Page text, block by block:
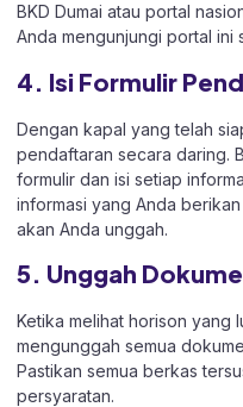
BKD Dumai atau portal
Anda mengunjungi portal
4. Isi Formulir
Dengan kapal yang telah
pendaftaran secara daring.
formulir dan isi setiap
informasi yang Anda
akan Anda unggah.
5. Unggah
Ketika melihat horison yang
mengunggah semua
Pastikan semua berkas
persyaratan.